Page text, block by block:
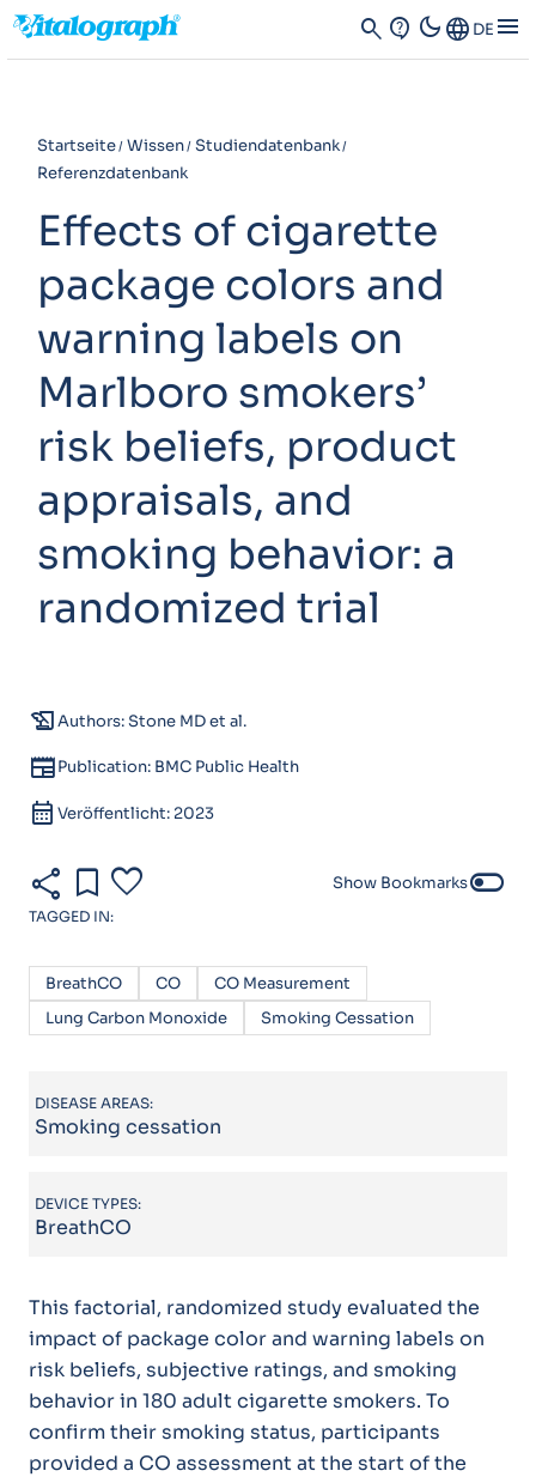
search contact_support dark_modeLanguage DE menu
Startseite Wissen Studiendatenbank
Referenzdatenbank
Effects of cigarette
package colors and
warning labels on
Marlboro smokers’
risk beliefs, product
appraisals, and
smoking behavior: a
randomized trial
history_eduAuthors: Stone MD et al.
newspaperPublication: BMC Public Health
calendar_month Veröffentlicht: 2023
share bookmark favorite Show Bookmarkstoggle_off
TAGGED IN:
BreathCO CO
CO Measurement
Lung Carbon Monoxide
Smoking Cessation
DISEASE AREAS:
Smoking cessation
DEVICE TYPES:
BreathCO
This factorial, randomized study evaluated the
impact of package color and warning labels on
risk beliefs, subjective ratings, and smoking
behavior in 180 adult cigarette smokers. To
confirm their smoking status, participants
provided a CO assessment at the start of the